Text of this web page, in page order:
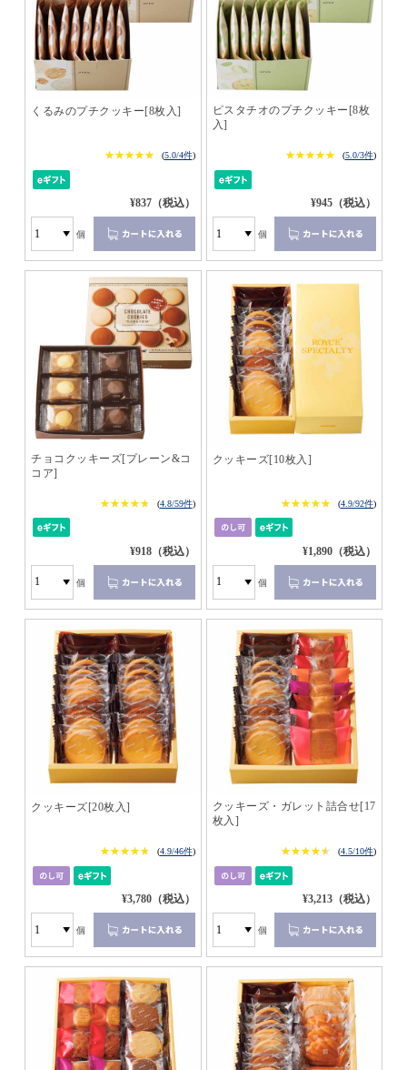
くるみのプチクッキー[8枚入]
★★★★★
★★★★★ (5.0/4件)
¥837（税込）
個
ピスタチオのプチクッキー[8枚
入]
★★★★★
★★★★★ (5.0/3件)
¥945（税込）
個
チョコクッキーズ[プレーン&コ
コア]
★★★★★
★★★★★ (4.8/59件)
¥918（税込）
個
クッキーズ[10枚入]
★★★★★
★★★★★ (4.9/92件)
¥1,890（税込）
個
クッキーズ[20枚入]
★★★★★
★★★★★ (4.9/46件)
¥3,780（税込）
個
クッキーズ・ガレット詰合せ[17
枚入]
★★★★★
★★★★★ (4.5/10件)
¥3,213（税込）
個